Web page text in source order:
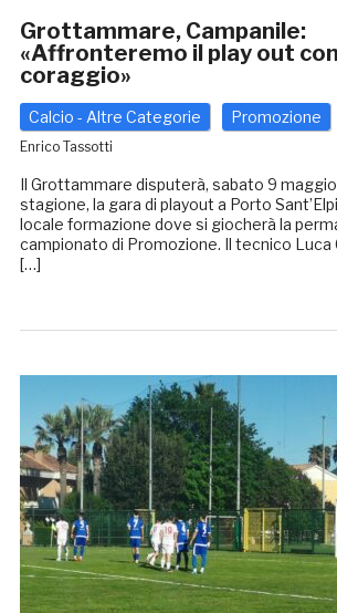
Grottammare, Campanile:
«Affronteremo il play out
coraggio»
Calcio - Altre Categorie Promozione
Enrico Tassotti
Il Grottammare disputerà, sabato 9
stagione, la gara di playout a Porto
locale formazione dove si giocherà la
campionato di Promozione. Il tecnico Luca
[…]